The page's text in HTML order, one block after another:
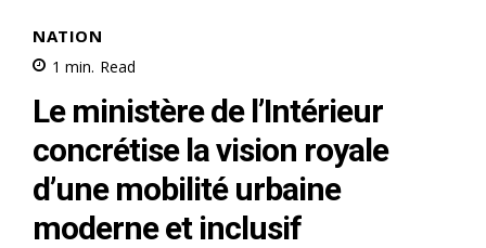
NATION
1 min. Read
Le ministère de l’Intérieur
concrétise la vision royale
d’une mobilité urbaine
moderne et inclusif